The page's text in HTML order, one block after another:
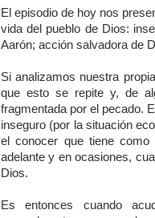
El episodio de hoy nos
vida del pueblo de Dios:
Aarón; acción salvadora de
Si analizamos nuestra
que esto se repite y, de
fragmentada por el pecado.
inseguro (por la situación
el conocer que tiene
adelante y en ocasiones,
Dios.
Es entonces cuando